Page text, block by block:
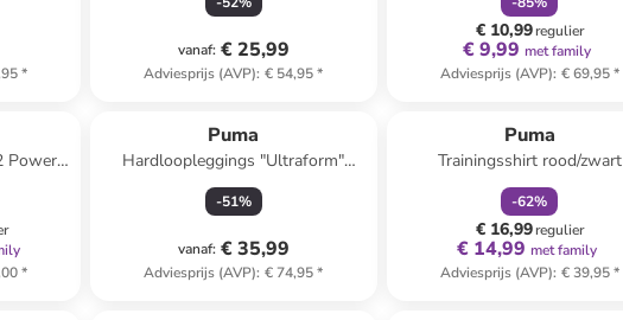
*
vanaf: € 25,99
Adviesprijs (AVP): € 54,95*
€ 10,99regulier
€ 9,99 met family
Adviesprijs (AVP): € 69,95*
Power"
*
Puma
Hardloopleggings "Ultraform"
zwart
-51%
vanaf: € 35,99
Adviesprijs (AVP): € 74,95*
Puma
Trainingsshirt rood/zwart
-62%
€ 16,99regulier
€ 14,99 met family
Adviesprijs (AVP): € 39,95*